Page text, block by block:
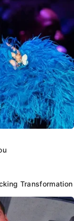
Transformation